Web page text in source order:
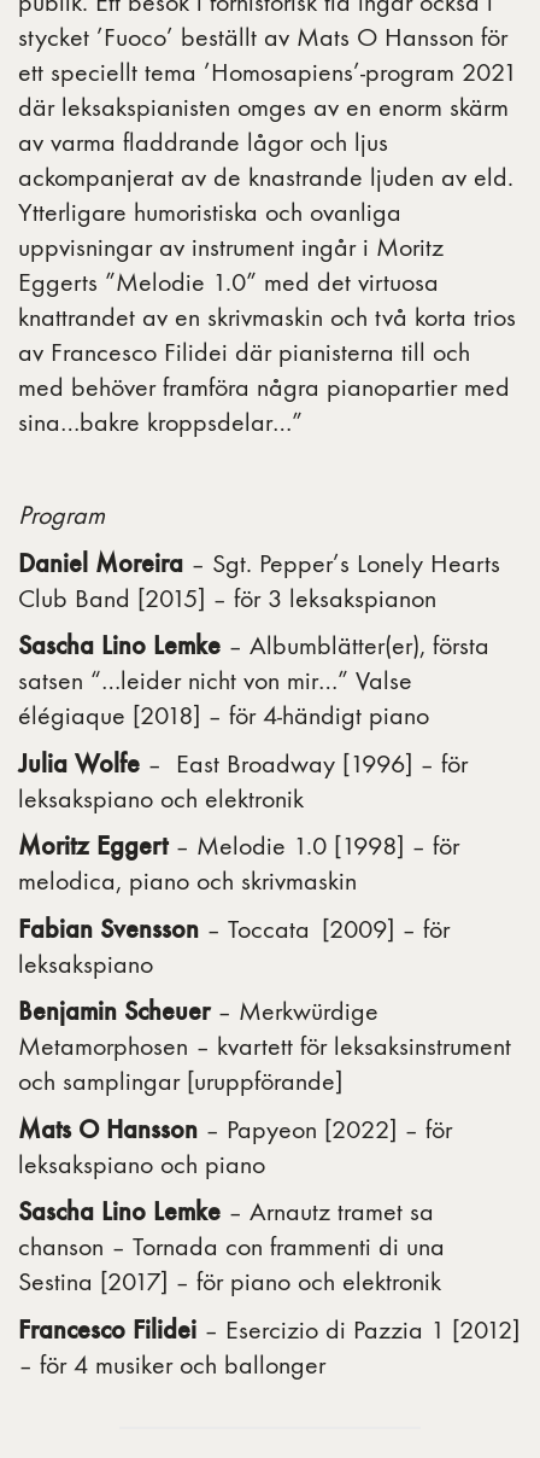
stycket ’Fuoco’ beställt av Mats O Hansson för
ett speciellt tema ’Homosapiens’-program 2021
där leksakspianisten omges av en enorm skärm
av varma fladdrande lågor och ljus
ackompanjerat av de knastrande ljuden av eld.
Ytterligare humoristiska och ovanliga
uppvisningar av instrument ingår i Moritz
Eggerts ”Melodie 1.0” med det virtuosa
knattrandet av en skrivmaskin och två korta trios
av Francesco Filidei där pianisterna till och
med behöver framföra några pianopartier med
sina…bakre kroppsdelar…”
Program
Daniel Moreira – Sgt. Pepper’s Lonely Hearts
Club Band [2015] – för 3 leksakspianon
Sascha Lino Lemke – Albumblätter(er), första
satsen “…leider nicht von mir…” Valse
élégiaque [2018] – för 4-händigt piano
Julia Wolfe – East Broadway [1996] – för
leksakspiano och elektronik
Moritz Eggert– Melodie 1.0 [1998] – för
melodica, piano och skrivmaskin
Fabian Svensson – Toccata [2009] – för
leksakspiano
Benjamin Scheuer​​ – Merkwürdige
Metamorphosen – kvartett för leksaksinstrument
och samplingar [uruppförande]
Mats O Hansson – Papyeon [2022] – för
leksakspiano och piano
Sascha Lino Lemke – Arnautz tramet sa
chanson – Tornada con frammenti di una
Sestina [2017] – för piano och elektronik
Francesco Filidei – Esercizio di Pazzia 1 [2012]
– för 4 musiker och ballonger